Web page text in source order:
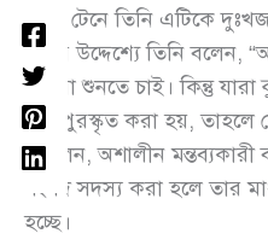
প্রসঙ্গ টেনে তিনি এটিকে
দলের উদ্দেশ্যে তিনি বলেন,
আমরা শুনতে চাই। কিন্তু
যদি পুরস্কৃত করা হয়, তাহলে
তোলেন, অশালীন মন্তব্যকারী
সংসদ সদস্য করা হলে তার
হচ্ছে।